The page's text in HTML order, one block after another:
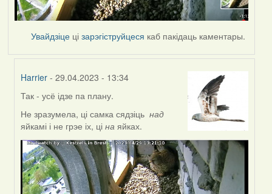
Увайдзіце цізарэгіструйцеся каб пакідаць каментары.
Harrier - 29.04.2023 - 13:34
In
reply
to
by
Lighty
Так - усё ідзе па плану.
Не зразумела, ці самка сядзіцьнад
яйкамі і не грэе іх, ціна яйках.